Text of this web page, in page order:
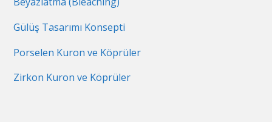
Gülüş Tasarımı Konsepti
Porselen Kuron ve Köprüler
Zirkon Kuron ve Köprüler